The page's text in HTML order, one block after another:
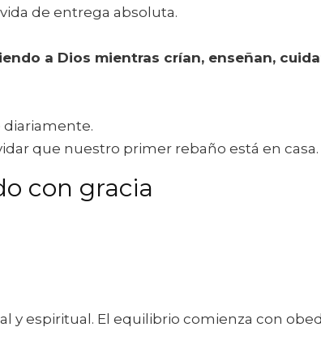
de entrega absoluta.
a Dios mientras crían, enseñan,
diariamente.
que nuestro primer rebaño está en casa.
con gracia
y espiritual. El equilibrio comienza con